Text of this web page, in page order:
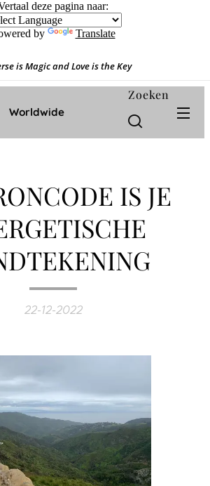
deze pagina naar:
by Translate
is Magic and Love is the Key❤️
Worldwide
Zoeken
IS JE
22-12-2022